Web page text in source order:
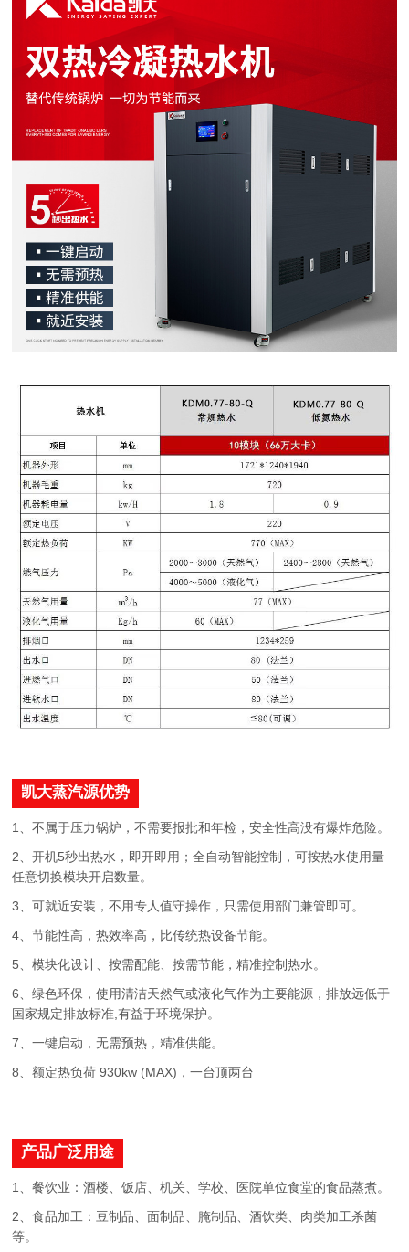
凯大蒸汽源优势
1、不属于压力锅炉，不需要报批和年检，安全性高没有爆炸危险。
2、开机5秒出热水，即开即用；全自动智能控制，可按热水使用量
任意切换模块开启数量。
3、可就近安装，不用专人值守操作，只需使用部门兼管即可。
4、节能性高，热效率高，比传统热设备节能。
5、模块化设计、按需配能、按需节能，精准控制热水。
6、绿色环保，使用清洁天然气或液化气作为主要能源，排放远低于
国家规定排放标准,有益于环境保护。
7、一键启动，无需预热，精准供能。
8、额定热负荷 930kw (MAX)，一台顶两台
产品广泛用途
1、餐饮业：酒楼、饭店、机关、学校、医院单位食堂的食品蒸煮。
2、食品加工：豆制品、面制品、腌制品、酒饮类、肉类加工杀菌
等。